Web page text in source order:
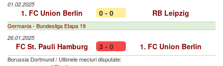
01.02.2025
1. FC Union Berlin 0 - 0 RB Leipzig
Germania - Bundesliga Etapa 19
26.01.2025
FC St. Pauli Hamburg 3 - 0 1. FC Union Berlin
Borussia Dortmund/ Ultimele meciuri disputate: